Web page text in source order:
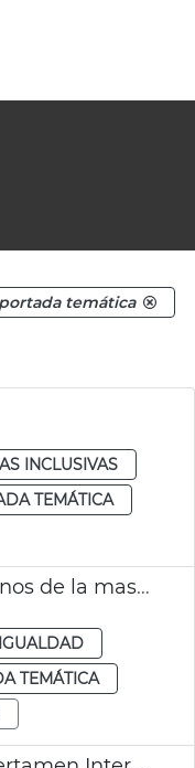
temática
INCLUSIVAS
TEMÁTICA
Una agrupación musical integrada por mujeres amenizará los prolegómenos de la mascletà del 8M València
TEMÁTICA